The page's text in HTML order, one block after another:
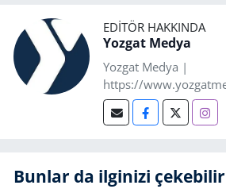
EDITÖR HAKKINDA
Yozgat Medya
Yozgat Medya |
https://
Bunlar da ilginizi çekebilir